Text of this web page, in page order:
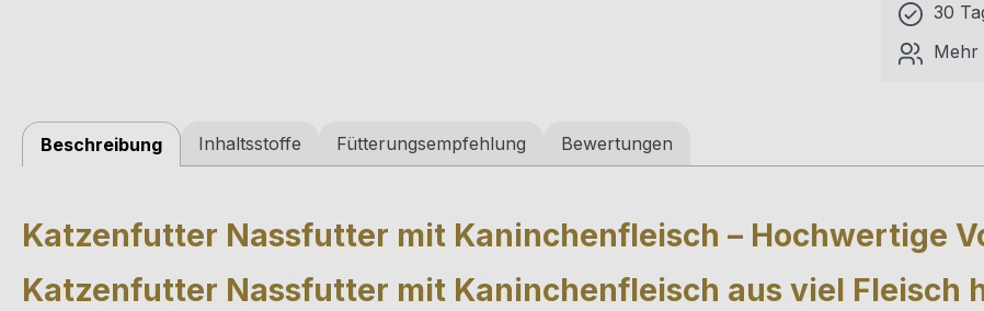
30
Mehr
Beschreibung Inhaltsstoffe Fütterungsempfehlung Bewertungen
Katzenfutter Nassfutter mit Kaninchenfleisch – Hochwertige
Katzenfutter Nassfutter mit Kaninchenfleisch aus viel Fleisch